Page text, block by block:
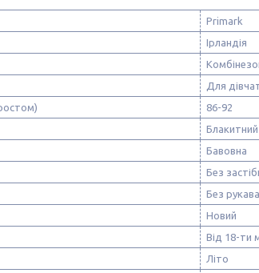
Primark
Ірландія
Для
86-92
Блакитний
Бавовна
Без
Без рукава
Новий
Від 18-ти
Літо